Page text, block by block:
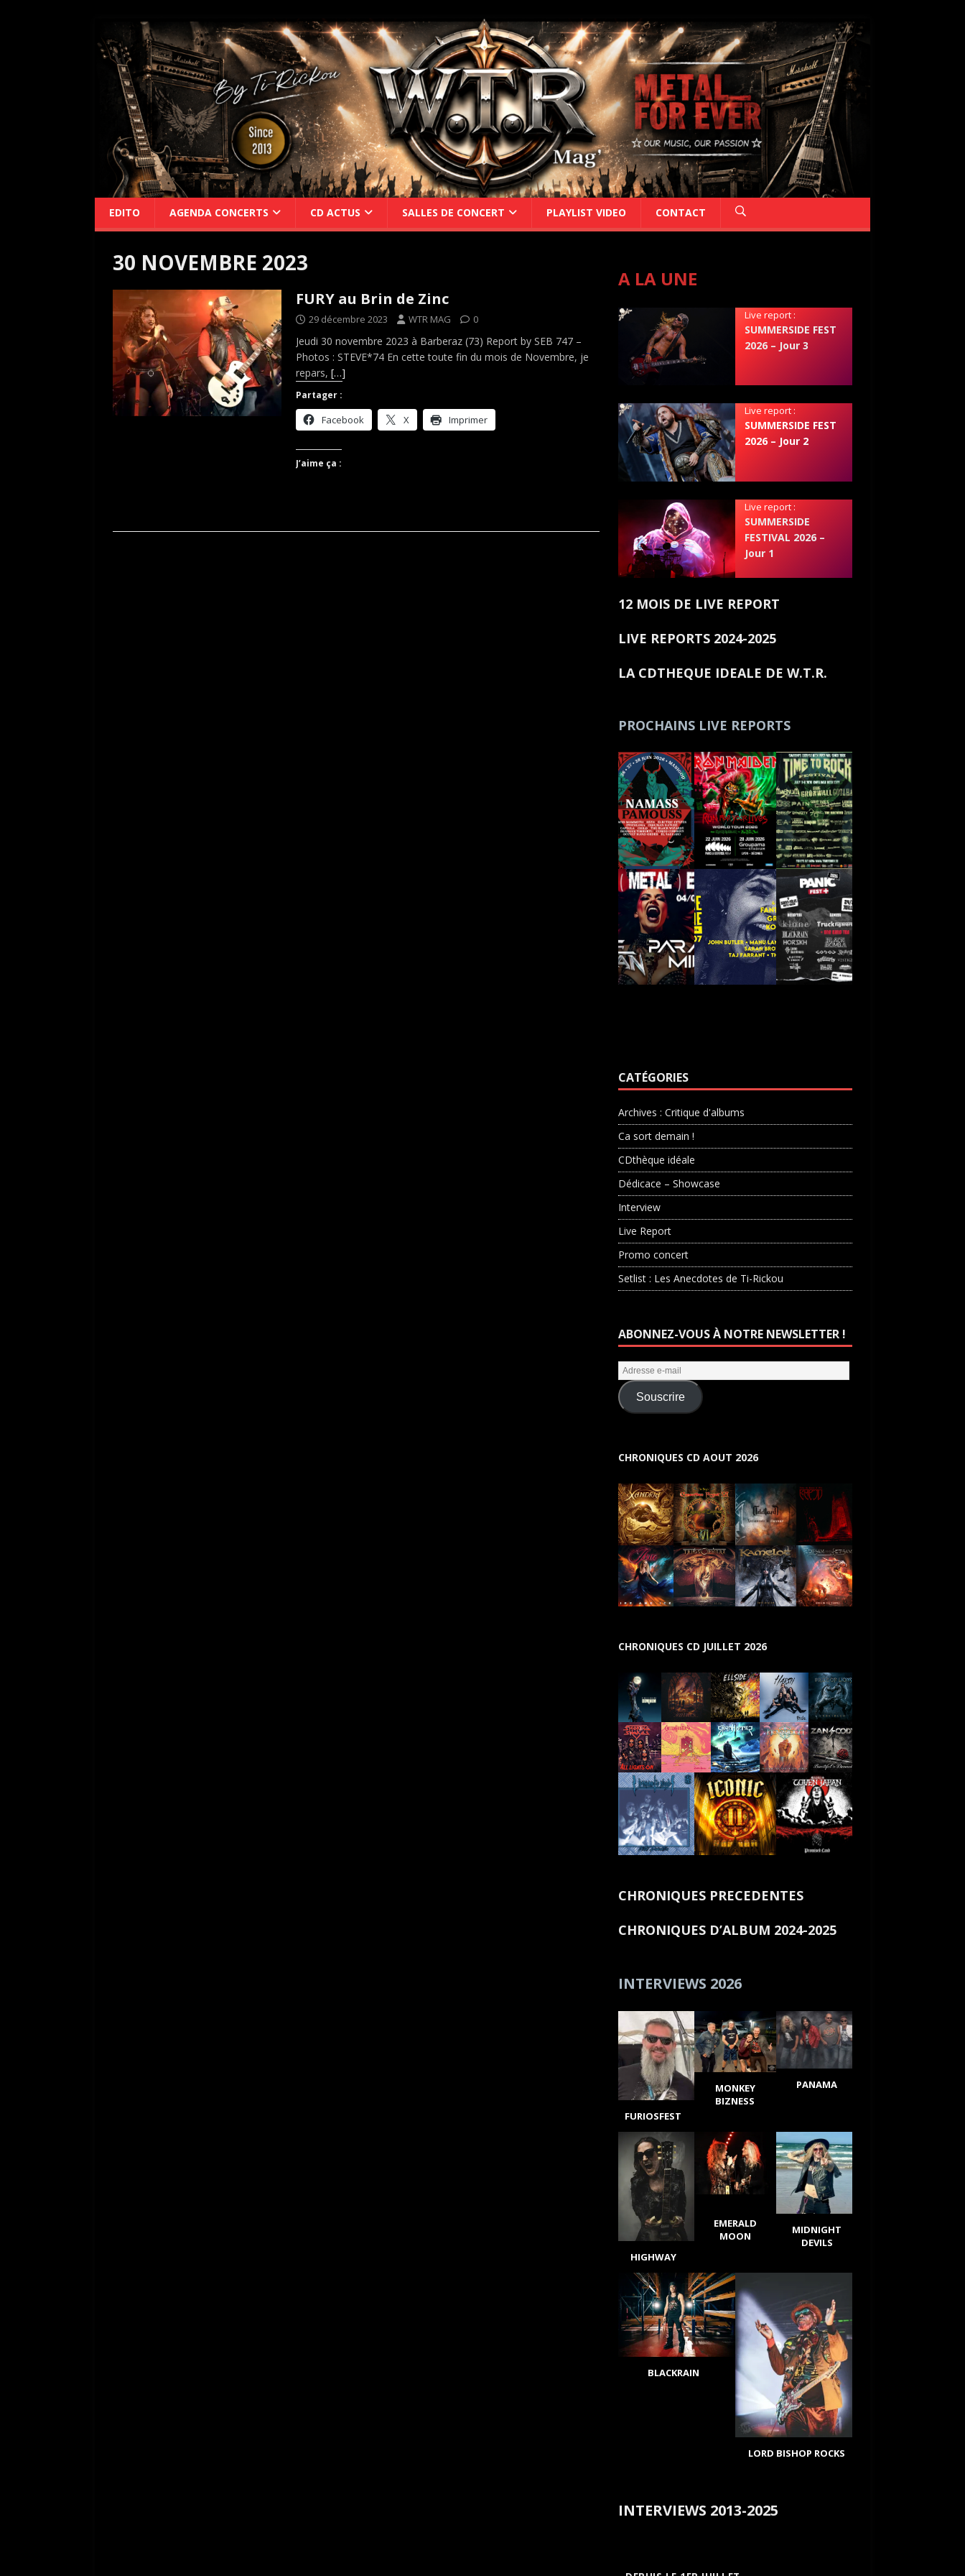
EDITO AGENDA CONCERTS CD ACTUS SALLES DE CONCERT PLAYLIST VIDEO CONTACT
30 NOVEMBRE 2023
FURY au Brin de Zinc
29 décembre 2023 WTR MAG 0
Jeudi 30 novembre 2023 à Barberaz (73) Report by SEB 747 –
Photos : STEVE*74 En cette toute fin du mois de Novembre, je
repars, […]
Partager :
Facebook X Imprimer
J’aime ça :
A LA UNE
Live report :
SUMMERSIDE FEST
2026 – Jour 3
Live report :
SUMMERSIDE FEST
2026 – Jour 2
Live report :
SUMMERSIDE
FESTIVAL 2026 –
Jour 1
12 MOIS DE LIVE REPORT
LIVE REPORTS 2024-2025
LA CDTHEQUE IDEALE DE W.T.R.
PROCHAINS LIVE REPORTS
CATÉGORIES
Archives : Critique d'albums
Ca sort demain !
CDthèque idéale
Dédicace – Showcase
Interview
Live Report
Promo concert
Setlist : Les Anecdotes de Ti-Rickou
ABONNEZ-VOUS À NOTRE NEWSLETTER !
Souscrire
CHRONIQUES CD AOUT 2026
CHRONIQUES CD JUILLET 2026
CHRONIQUES PRECEDENTES
CHRONIQUES D’ALBUM 2024-2025
INTERVIEWS 2026
FURIOSFEST
MONKEY
BIZNESS
PANAMA
HIGHWAY
EMERALD
MOON
MIDNIGHT
DEVILS
BLACKRAIN
LORD BISHOP ROCKS
INTERVIEWS 2013-2025